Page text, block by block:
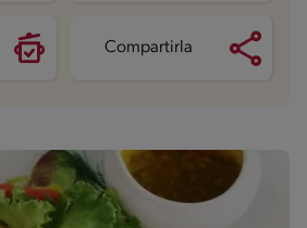
Compartirla